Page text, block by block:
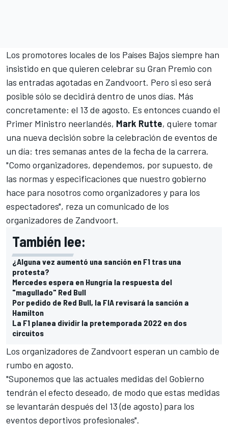
Los promotores locales de los Países Bajos siempre han
insistido en que quieren celebrar su Gran Premio con
las entradas agotadas en Zandvoort. Pero si eso será
posible sólo se decidirá dentro de unos días. Más
concretamente: el 13 de agosto. Es entonces cuando el
Primer Ministro neerlandés, Mark Rutte, quiere tomar
una nueva decisión sobre la celebración de eventos de
un día: tres semanas antes de la fecha de la carrera.
"Como organizadores, dependemos, por supuesto, de
las normas y especificaciones que nuestro gobierno
hace para nosotros como organizadores y para los
espectadores", reza un comunicado de los
organizadores de Zandvoort.
También lee:
¿Alguna vez aumentó una sanción en F1 tras una
protesta?
Mercedes espera en Hungría la respuesta del
"magullado" Red Bull
Por pedido de Red Bull, la FIA revisará la sanción a
Hamilton
La F1 planea dividir la pretemporada 2022 en dos
circuitos
Los organizadores de Zandvoort esperan un cambio de
rumbo en agosto.
"Suponemos que las actuales medidas del Gobierno
tendrán el efecto deseado, de modo que estas medidas
se levantarán después del 13 (de agosto) para los
eventos deportivos profesionales".